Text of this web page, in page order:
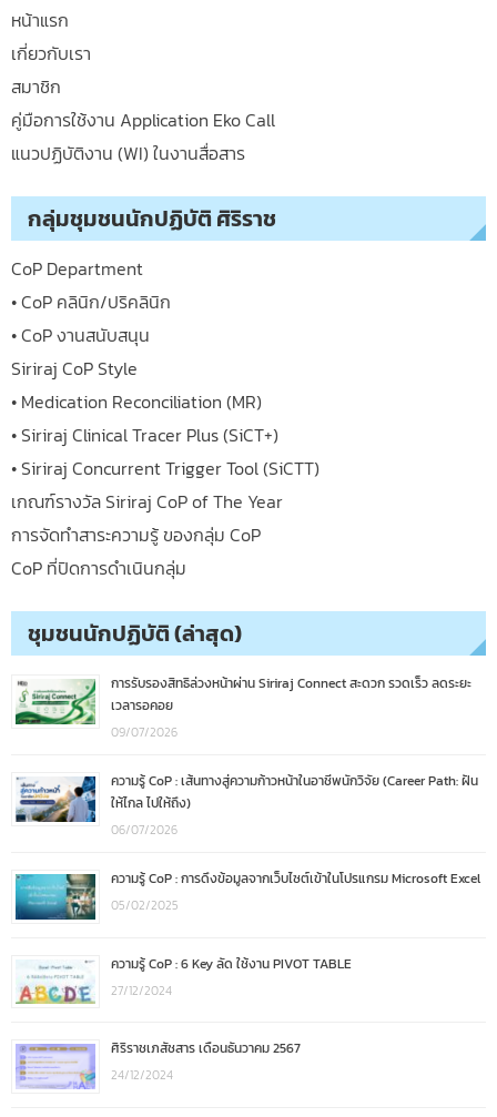
หน้าแรก
เกี่ยวกับเรา
สมาชิก
คู่มือการใช้งาน Application Eko Call
แนวปฏิบัติงาน (WI) ในงานสื่อสาร
กลุ่มชุมชนนักปฏิบัติ ศิริราช
CoP Department
• CoP คลินิก/ปริคลินิก
• CoP งานสนับสนุน
Siriraj CoP Style
• Medication Reconciliation (MR)
• Siriraj Clinical Tracer Plus (SiCT+)
• Siriraj Concurrent Trigger Tool (SiCTT)
เกณฑ์รางวัล Siriraj CoP of The Year
การจัดทำสาระความรู้ ของกลุ่ม CoP
CoP ที่ปิดการดำเนินกลุ่ม
ชุมชนนักปฏิบัติ (ล่าสุด)
การรับรองสิทธิล่วงหน้าผ่าน Siriraj Connect สะดวก รวดเร็ว ลดระยะ
เวลารอคอย
09/07/2026
ความรู้ CoP : เส้นทางสู่ความก้าวหน้าในอาชีพนักวิจัย (Career Path: ฝัน
ให้ไกล ไปให้ถึง)
06/07/2026
ความรู้ CoP : การดึงข้อมูลจากเว็บไซต์เข้าในโปรแกรม Microsoft Excel
05/02/2025
ความรู้ CoP : 6 Key ลัด ใช้งาน PIVOT TABLE
27/12/2024
ศิริราชเภสัชสาร เดือนธันวาคม 2567
24/12/2024